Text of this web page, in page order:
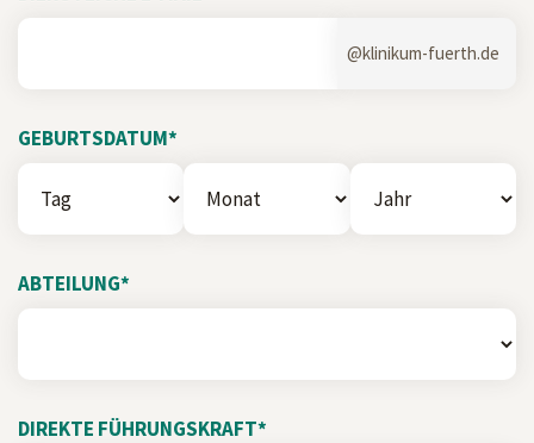
@klinikum-fuerth.de
GEBURTSDATUM*
ABTEILUNG*
DIREKTE FÜHRUNGSKRAFT*